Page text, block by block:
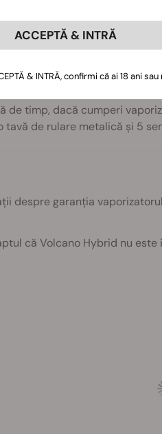
(inel pentru capac, set de
adaptor
cu dispozitiv bucal
timp, dacă cumperi
tavă de rulare metalică și 5
despre garanția
că Volcano Hybrid nu
ACCEPTĂ & INTRĂ
& INTRĂ, confirmi că ai 18 ani